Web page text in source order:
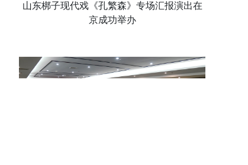
山东梆子现代戏《孔繁森》专场汇报演出在
京成功举办